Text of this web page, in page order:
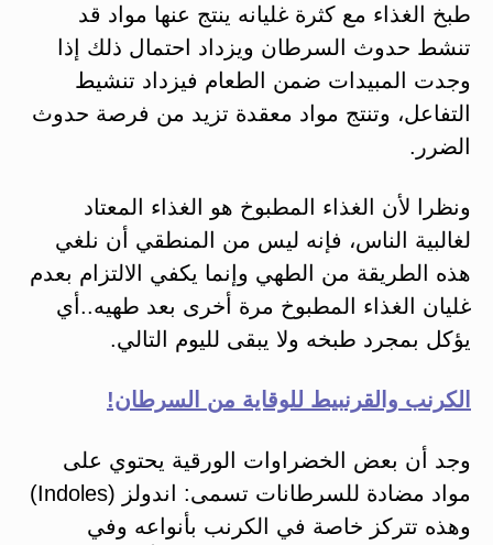
طبخ الغذاء مع كثرة غليانه ينتج عنها مواد قد
تنشط حدوث السرطان ويزداد احتمال ذلك إذا
وجدت المبيدات ضمن الطعام فيزداد تنشيط
التفاعل، وتنتج مواد معقدة تزيد من فرصة حدوث
الضرر.
ونظرا لأن الغذاء المطبوخ هو الغذاء المعتاد
لغالبية الناس، فإنه ليس من المنطقي أن نلغي
هذه الطريقة من الطهي وإنما يكفي الالتزام بعدم
غليان الغذاء المطبوخ مرة أخرى بعد طهيه..أي
يؤكل بمجرد طبخه ولا يبقى لليوم التالي.
الكرنب والقرنبيط للوقاية من السرطان!
وجد أن بعض الخضراوات الورقية يحتوي على
مواد مضادة للسرطانات تسمى: اندولز (Indoles)
وهذه تتركز خاصة في الكرنب بأنواعه وفي